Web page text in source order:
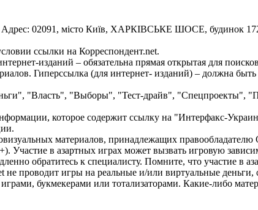
02091, місто Київ, ХАРКІВСЬКЕ ШОСЕ, будинок
ссылки на Корреспондент.net.
изданий – обязательна прямая открытая для
Гиперссылка (для интернет- изданий) – должна
"Власть", "Выборы", "Тест-драйв", "Спецпроекты",
которое содержит ссылку на "Интерфакс-
материалов, принадлежащих правообладателю
Участие в азартных играх может вызвать игровую
обратитесь к специалисту. Помните, что участие в
проводит игры на реальные и/или виртуальные
букмекерами или тотализаторами. Какие-либо